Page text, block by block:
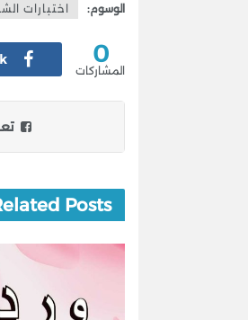
الوسوم: اختبارات
0
المشاركات
Posts